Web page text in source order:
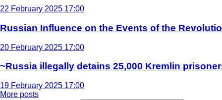
22 February 2025 17:00
Russian Influence on the Events of the
20 February 2025 17:00
~Russia illegally detains 25,000 Kremlin
19 February 2025 17:00
More posts